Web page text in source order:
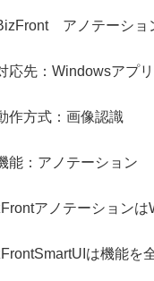
アノテーショ
応先：Windowsアプリ
作方式：画像認識
能：アノテーション
アノテーション
は機能を